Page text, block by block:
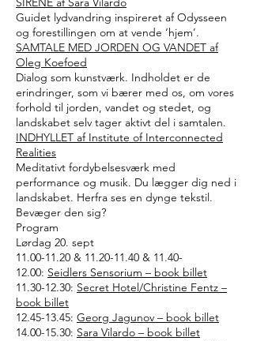
Guidet lydvandring inspireret af Odysseen
og forestillingen om at vende ‘hjem’.
SAMTALE MED JORDEN OG VANDET af
Oleg Koefoed
Dialog som kunstværk. Indholdet er de
erindringer, som vi bærer med os, om vores
forhold til jorden, vandet og stedet, og
landskabet selv tager aktivt del i samtalen.
INDHYLLET af Institute of Interconnected
Realities
Meditativt fordybelsesværk med
performance og musik. Du lægger dig ned i
landskabet. Herfra ses en dynge tekstil.
Bevæger den sig?
Program
Lørdag 20. sept
11.00-11.20 & 11.20-11.40 & 11.40-
12.00: Seidlers Sensorium – book billet
11.30-12.30: Secret Hotel/Christine Fentz –
book billet
12.45-13.45: Georg Jagunov – book billet
14.00-15.30: Sara Vilardo – book billet